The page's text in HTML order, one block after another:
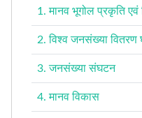
1. मानव भूगोल प्रकृति एवं
2. विश्व जनसंख्या वितरण
3. जनसंख्या संघटन
4. मानव विकास